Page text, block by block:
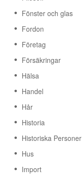
Fönster och glas
Fordon
Företag
Försäkringar
Hälsa
Handel
Hår
Historia
Historiska Personer
Hus
Import